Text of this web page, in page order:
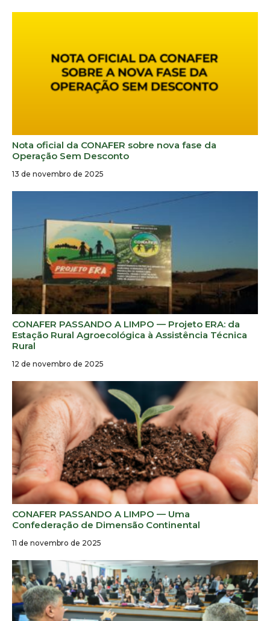
Nota oficial da CONAFER sobre nova fase da
Operação Sem Desconto
13 de novembro de 2025
CONAFER PASSANDO A LIMPO — Projeto ERA: da
Estação Rural Agroecológica à Assistência Técnica
Rural
12 de novembro de 2025
CONAFER PASSANDO A LIMPO — Uma
Confederação de Dimensão Continental
11 de novembro de 2025